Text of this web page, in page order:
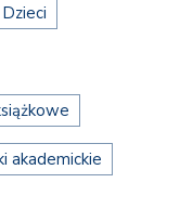
akademickie